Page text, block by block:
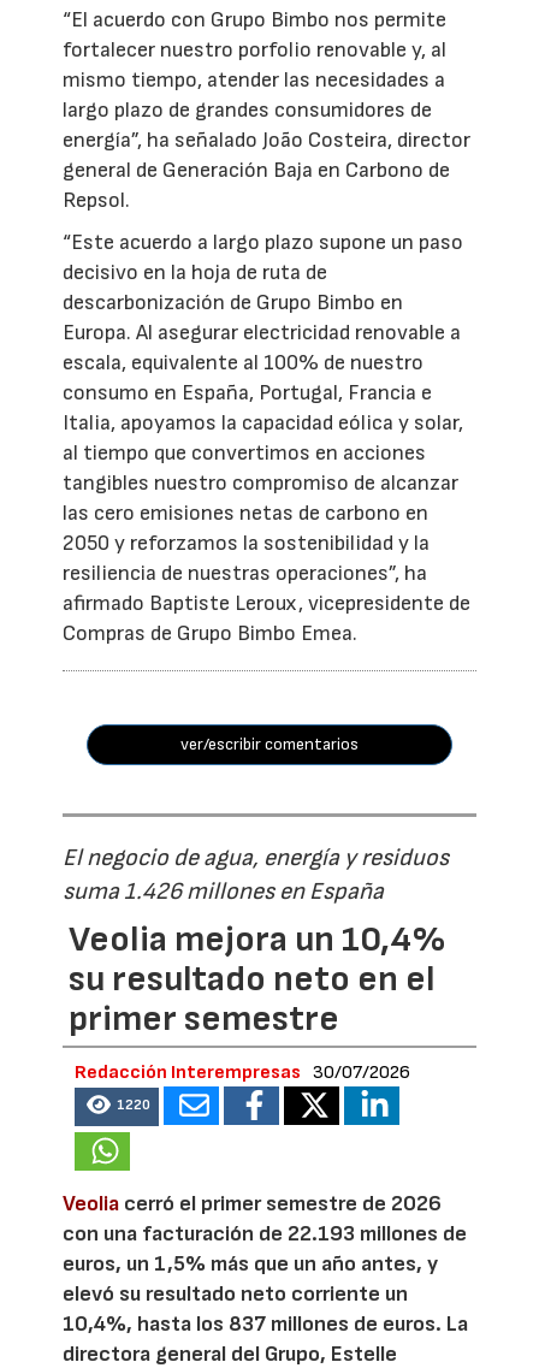
“El acuerdo con Grupo Bimbo nos permite
fortalecer nuestro porfolio renovable y, al
mismo tiempo, atender las necesidades a
largo plazo de grandes consumidores de
energía”, ha señalado João Costeira, director
general de Generación Baja en Carbono de
Repsol.
“Este acuerdo a largo plazo supone un paso
decisivo en la hoja de ruta de
descarbonización de Grupo Bimbo en
Europa. Al asegurar electricidad renovable a
escala, equivalente al 100% de nuestro
consumo en España, Portugal, Francia e
Italia, apoyamos la capacidad eólica y solar,
al tiempo que convertimos en acciones
tangibles nuestro compromiso de alcanzar
las cero emisiones netas de carbono en
2050 y reforzamos la sostenibilidad y la
resiliencia de nuestras operaciones”, ha
afirmado Baptiste Leroux, vicepresidente de
Compras de Grupo Bimbo Emea.
ver/escribir comentarios
El negocio de agua, energía y residuos
suma 1.426 millones en España
Veolia mejora un 10,4%
su resultado neto en el
primer semestre
Redacción Interempresas 30/07/2026
1220
Veolia cerró el primer semestre de 2026
con una facturación de 22.193 millones de
euros, un 1,5% más que un año antes, y
elevó su resultado neto corriente un
10,4%, hasta los 837 millones de euros. La
directora general del Grupo, Estelle